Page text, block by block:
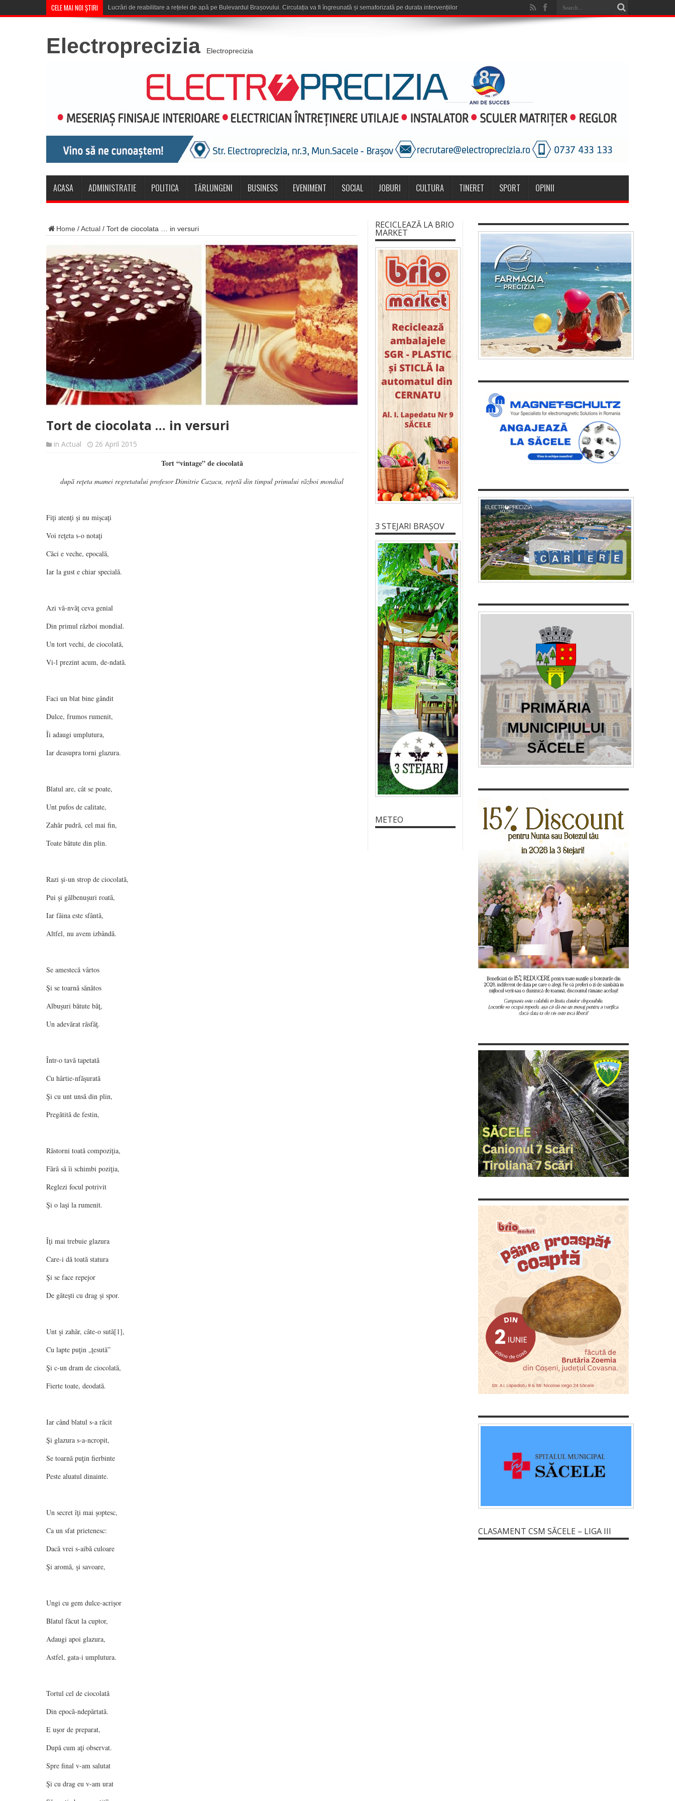
CELE MAI NOI ȘTIRI Corona Brașo
Electroprecizia Electroprecizia
ACASA ADMINISTRATIE POLITICA TĂRLUNGENI BUSINESS EVENIMENT SOCIAL JOBURI CULTURA TINERET SPORT OPINII
Home /Actual / Tort de ciocolata … in versuri
Tort de ciocolata … in versuri
in Actual 26 April 2015
Tort “vintage” de ciocolată
după reţeta mamei regretatului profesor Dimitrie Cazacu, reţetă din timpul primului război mondial
Fiţi atenţi şi nu mişcaţi
Voi reţeta s-o notaţi
Căci e veche, epocală,
Iar la gust e chiar specială.
Azi vă-nvăţ ceva genial
Din primul război mondial.
Un tort vechi, de ciocolată,
Vi-l prezint acum, de-ndată.
Faci un blat bine gândit
Dulce, frumos rumenit,
Îi adaugi umplutura,
Iar deasupra torni glazura.
Blatul are, cât se poate,
Unt pufos de calitate,
Zahăr pudră, cel mai fin,
Toate bătute din plin.
Razi şi-un strop de ciocolată,
Pui şi gălbenuşuri roată,
Iar făina este sfântă,
Altfel, nu avem izbândă.
Se amestecă vârtos
Şi se toarnă sănătos
Albuşuri bătute băţ,
Un adevărat răsfăţ.
Într-o tavă tapetată
Cu hârtie-nfăşurată
Şi cu unt unsă din plin,
Pregătită de festin,
Răstorni toată compoziţia,
Fără să îi schimbi poziţia,
Reglezi focul potrivit
Şi o laşi la rumenit.
Îţi mai trebuie glazura
Care-i dă toată statura
Şi se face repejor
De găteşti cu drag şi spor.
Unt şi zahăr, câte-o sută[1],
Cu lapte puţin „ţesută”
Şi c-un dram de ciocolată,
Fierte toate, deodată.
Iar când blatul s-a răcit
Şi glazura s-a-ncropit,
Se toarnă puţin fierbinte
Peste aluatul dinainte.
Un secret îţi mai şoptesc,
Ca un sfat prietenesc:
Dacă vrei s-aibă culoare
Şi aromă, şi savoare,
Ungi cu gem dulce-acrişor
Blatul făcut la cuptor,
Adaugi apoi glazura,
Astfel, gata-i umplutura.
Tortul cel de ciocolată
Din epocă-ndepărtată.
E uşor de preparat,
După cum aţi observat.
Spre final v-am salutat
Şi cu drag eu v-am urat
RECICLEAZĂ LA BRIO
MARKET
3 STEJARI BRAȘOV
METEO
CLASAMENT CSM SĂCELE – LIGA III